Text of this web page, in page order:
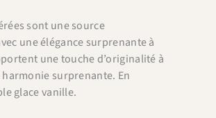
sont une source
une élégance surprenante à
une touche d’originalité à
surprenante. En
glace vanille.